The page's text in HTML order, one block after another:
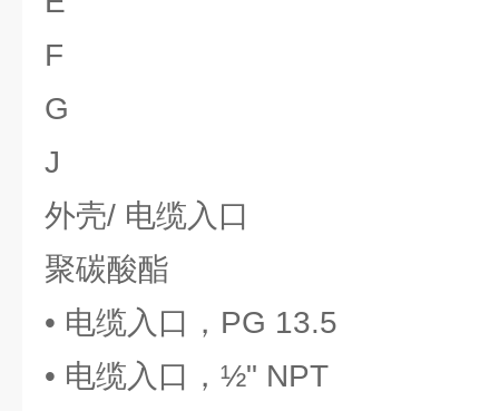
F
G
J
外壳/ 电缆入口
聚碳酸酯
• 电缆入口，PG 13.5
• 电缆入口，½" NPT